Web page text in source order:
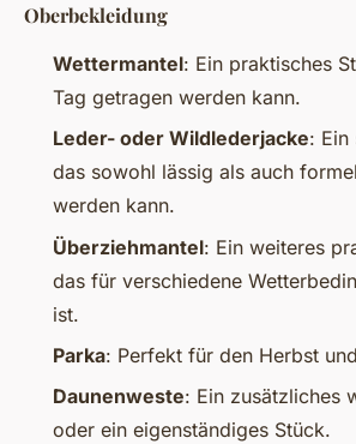
Oberbekleidung
Wettermantel: Ein praktisches
Tag getragen werden kann.
Leder- oder Wildlederjacke: Ein
das sowohl lässig als auch
werden kann.
Überziehmantel: Ein weiteres
das für verschiedene
ist.
Parka: Perfekt für den Herbst
Daunenweste: Ein zusätzliches
oder ein eigenständiges Stück.